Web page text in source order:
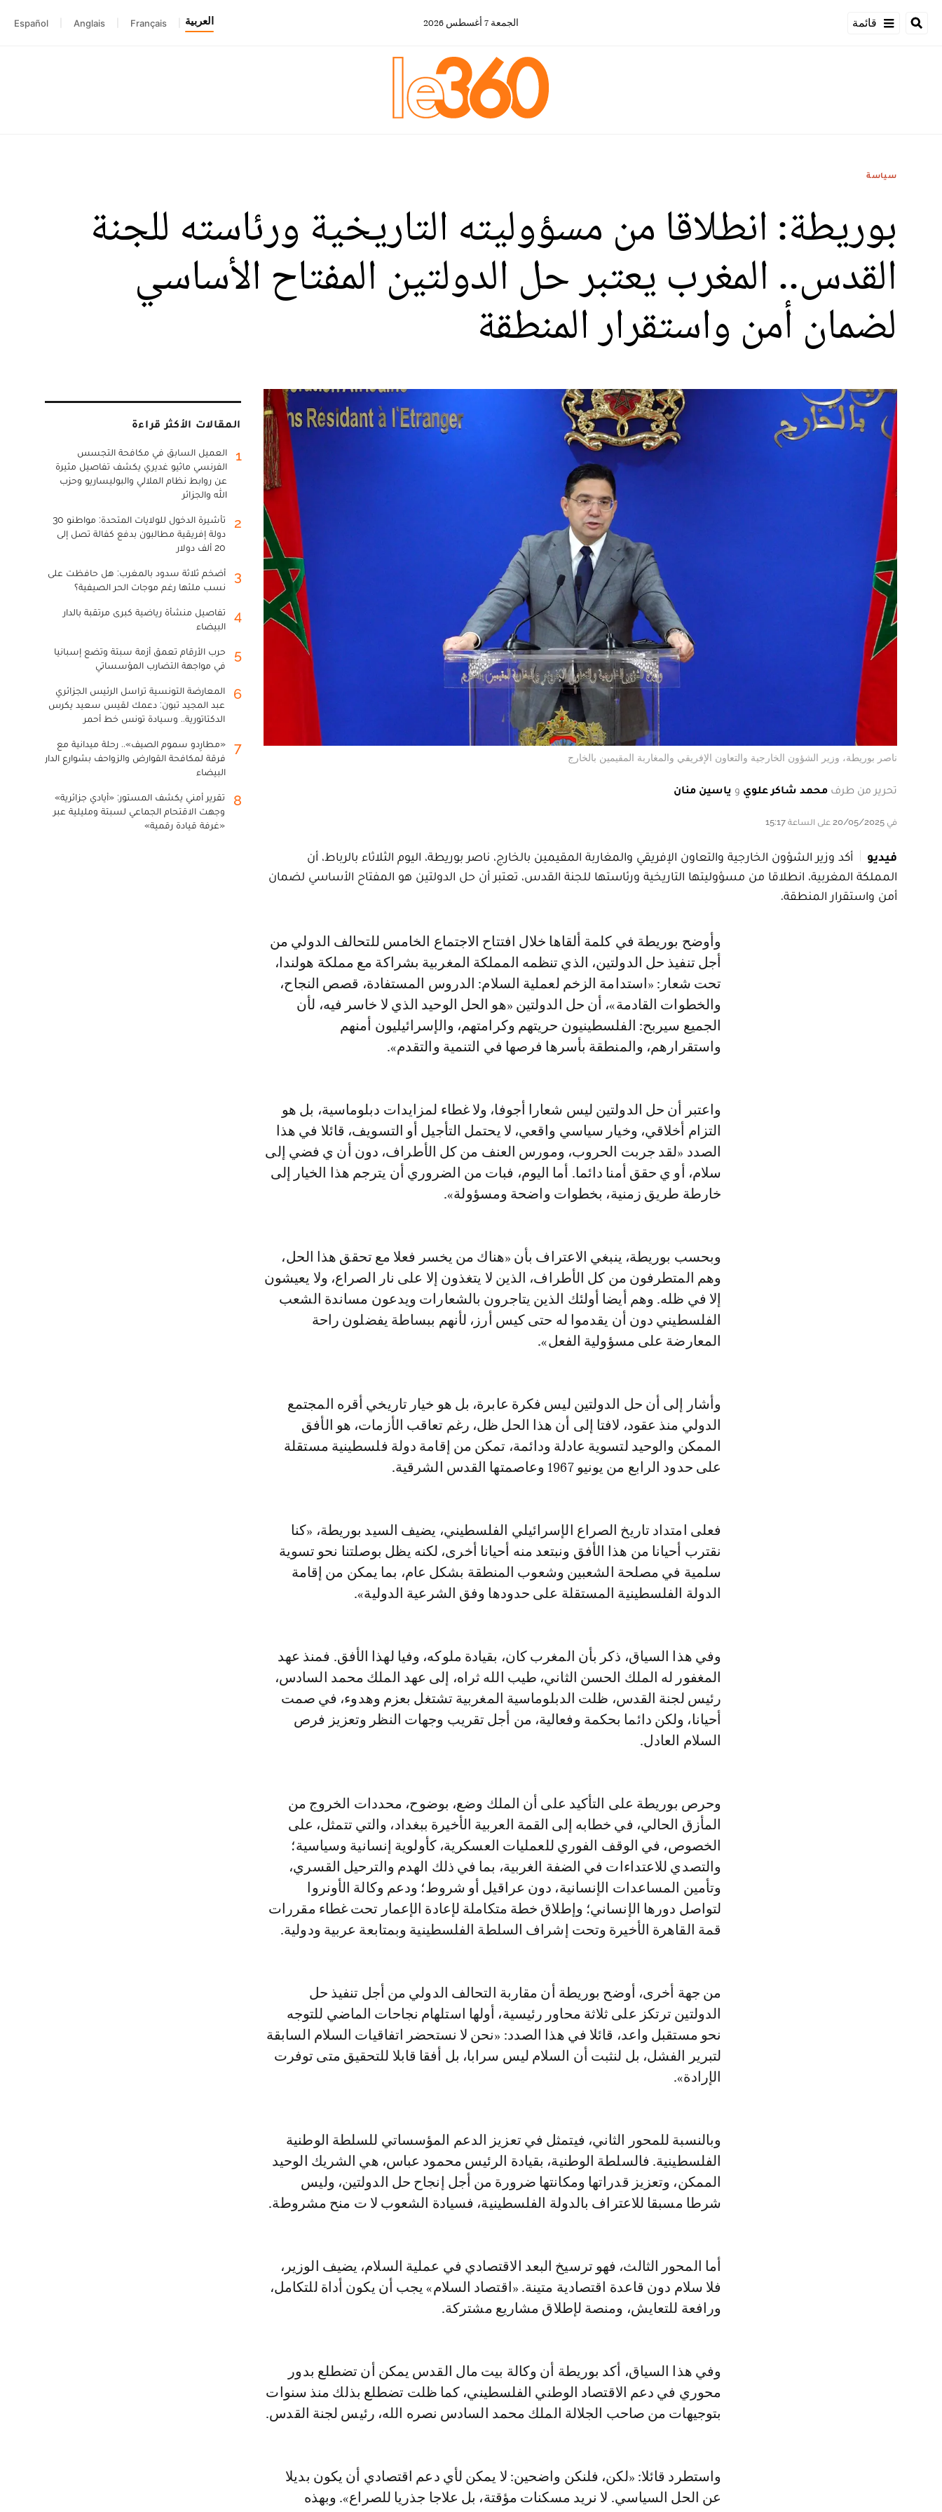
قائمة الجمعة 7 أغسطس 2026 العربية Français
Anglais
Español
سياسة
بوريطة: انطلاقا من مسؤوليته التاريخية ورئاسته للجنة
القدس.. المغرب يعتبر حل الدولتين المفتاح الأساسي
لضمان أمن واستقرار المنطقة
ناصر بوريطة، وزير الشؤون الخارجية والتعاون الإفريقي والمغاربة المقيمين بالخارج
تحرير من طرف محمد شاكر علوي و ياسين منان
في 20/05/2025 على الساعة 15:17
فيديو
أكد وزير الشؤون الخارجية والتعاون الإفريقي والمغاربة المقيمين بالخارج، ناصر بوريطة، اليوم الثلاثاء بالرباط، أن
المملكة المغربية، انطلاقا من مسؤوليتها التاريخية ورئاستها للجنة القدس، تعتبر أن حل الدولتين هو المفتاح الأساسي لضمان
أمن واستقرار المنطقة.
وأوضح بوريطة في كلمة ألقاها خلال افتتاح الاجتماع الخامس للتحالف الدولي من
أجل تنفيذ حل الدولتين، الذي تنظمه المملكة المغربية بشراكة مع مملكة هولندا،
تحت شعار: «استدامة الزخم لعملية السلام: الدروس المستفادة، قصص النجاح،
والخطوات القادمة»، أن حل الدولتين «هو الحل الوحيد الذي لا خاسر فيه، لأن
الجميع سيربح: الفلسطينيون حريتهم وكرامتهم، والإسرائيليون أمنهم
واستقرارهم، والمنطقة بأسرها فرصها في التنمية والتقدم».
واعتبر أن حل الدولتين ليس شعارا أجوفا، ولا غطاء لمزايدات دبلوماسية، بل هو
التزام أخلاقي، وخيار سياسي واقعي، لا يحتمل التأجيل أو التسويف، قائلا في هذا
الصدد «لقد جربت الحروب، ومورس العنف من كل الأطراف، دون أن ي فضي إلى
سلام، أو ي حقق أمنا دائما. أما اليوم، فبات من الضروري أن يترجم هذا الخيار إلى
خارطة طريق زمنية، بخطوات واضحة ومسؤولة».
وبحسب بوريطة، ينبغي الاعتراف بأن «هناك من يخسر فعلا مع تحقق هذا الحل،
وهم المتطرفون من كل الأطراف، الذين لا يتغذون إلا على نار الصراع، ولا يعيشون
إلا في ظله. وهم أيضا أولئك الذين يتاجرون بالشعارات ويدعون مساندة الشعب
الفلسطيني دون أن يقدموا له حتى كيس أرز، لأنهم ببساطة يفضلون راحة
المعارضة على مسؤولية الفعل».
وأشار إلى أن حل الدولتين ليس فكرة عابرة، بل هو خيار تاريخي أقره المجتمع
الدولي منذ عقود، لافتا إلى أن هذا الحل ظل، رغم تعاقب الأزمات، هو الأفق
الممكن والوحيد لتسوية عادلة ودائمة، تمكن من إقامة دولة فلسطينية مستقلة
على حدود الرابع من يونيو 1967 وعاصمتها القدس الشرقية.
فعلى امتداد تاريخ الصراع الإسرائيلي الفلسطيني، يضيف السيد بوريطة، «كنا
نقترب أحيانا من هذا الأفق ونبتعد منه أحيانا أخرى، لكنه يظل بوصلتنا نحو تسوية
سلمية في مصلحة الشعبين وشعوب المنطقة بشكل عام، بما يمكن من إقامة
الدولة الفلسطينية المستقلة على حدودها وفق الشرعية الدولية».
وفي هذا السياق، ذكر بأن المغرب كان، بقيادة ملوكه، وفيا لهذا الأفق. فمنذ عهد
المغفور له الملك الحسن الثاني، طيب الله ثراه، إلى عهد الملك محمد السادس،
رئيس لجنة القدس، ظلت الدبلوماسية المغربية تشتغل بعزم وهدوء، في صمت
أحيانا، ولكن دائما بحكمة وفعالية، من أجل تقريب وجهات النظر وتعزيز فرص
السلام العادل.
وحرص بوريطة على التأكيد على أن الملك وضع، بوضوح، محددات الخروج من
المأزق الحالي، في خطابه إلى القمة العربية الأخيرة ببغداد، والتي تتمثل، على
الخصوص، في الوقف الفوري للعمليات العسكرية، كأولوية إنسانية وسياسية؛
والتصدي للاعتداءات في الضفة الغربية، بما في ذلك الهدم والترحيل القسري،
وتأمين المساعدات الإنسانية، دون عراقيل أو شروط؛ ودعم وكالة الأونروا
لتواصل دورها الإنساني؛ وإطلاق خطة متكاملة لإعادة الإعمار تحت غطاء مقررات
قمة القاهرة الأخيرة وتحت إشراف السلطة الفلسطينية وبمتابعة عربية ودولية.
من جهة أخرى، أوضح بوريطة أن مقاربة التحالف الدولي من أجل تنفيذ حل
الدولتين ترتكز على ثلاثة محاور رئيسية، أولها استلهام نجاحات الماضي للتوجه
نحو مستقبل واعد، قائلا في هذا الصدد: «نحن لا نستحضر اتفاقيات السلام السابقة
لتبرير الفشل، بل لنثبت أن السلام ليس سرابا، بل أفقا قابلا للتحقيق متى توفرت
الإرادة».
وبالنسبة للمحور الثاني، فيتمثل في تعزيز الدعم المؤسساتي للسلطة الوطنية
الفلسطينية. فالسلطة الوطنية، بقيادة الرئيس محمود عباس، هي الشريك الوحيد
الممكن، وتعزيز قدراتها ومكانتها ضرورة من أجل إنجاح حل الدولتين، وليس
شرطا مسبقا للاعتراف بالدولة الفلسطينية، فسيادة الشعوب لا ت منح مشروطة.
أما المحور الثالث، فهو ترسيخ البعد الاقتصادي في عملية السلام، يضيف الوزير،
فلا سلام دون قاعدة اقتصادية متينة. «اقتصاد السلام» يجب أن يكون أداة للتكامل،
ورافعة للتعايش، ومنصة لإطلاق مشاريع مشتركة.
وفي هذا السياق، أكد بوريطة أن وكالة بيت مال القدس يمكن أن تضطلع بدور
محوري في دعم الاقتصاد الوطني الفلسطيني، كما ظلت تضطلع بذلك منذ سنوات
بتوجيهات من صاحب الجلالة الملك محمد السادس نصره الله، رئيس لجنة القدس.
واستطرد قائلا: «لكن، فلنكن واضحين: لا يمكن لأي دعم اقتصادي أن يكون بديلا
عن الحل السياسي. لا نريد مسكنات مؤقتة، بل علاجا جذريا للصراع». وبهذه
المقالات الأكثر قراءة
1
العميل السابق في مكافحة التجسس
الفرنسي ماثيو غديري يكشف تفاصيل مثيرة
عن روابط نظام الملالي والبوليساريو وحزب
الله والجزائر
2
تأشيرة الدخول للولايات المتحدة: مواطنو 30
دولة إفريقية مطالبون بدفع كفالة تصل إلى
20 ألف دولار
3
أضخم ثلاثة سدود بالمغرب: هل حافظت على
نسب ملئها رغم موجات الحر الصيفية؟
4
تفاصيل منشأة رياضية كبرى مرتقبة بالدار
البيضاء
5
حرب الأرقام تعمق أزمة سبتة وتضع إسبانيا
في مواجهة التضارب المؤسساتي
6
المعارضة التونسية تراسل الرئيس الجزائري
عبد المجيد تبون: دعمك لقيس سعيد يكرس
الدكتاتورية.. وسيادة تونس خط أحمر
7
«مطارِدو سموم الصيف».. رحلة ميدانية مع
فرقة لمكافحة القوارض والزواحف بشوارع الدار
البيضاء
8
تقرير أمني يكشف المستور: «أيادي جزائرية»
وجهت الاقتحام الجماعي لسبتة ومليلية عبر
«غرفة قيادة رقمية»